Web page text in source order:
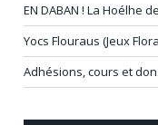
EN DABAN ! La Hoélhe
Yocs Flouraus (Jeux
Adhésions, cours et